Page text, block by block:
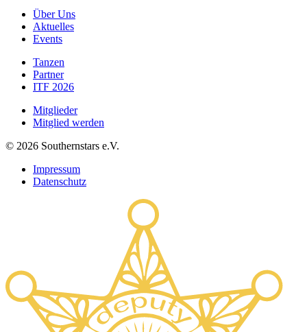
Über Uns
Aktuelles
Events
Tanzen
Partner
ITF 2026
Mitglieder
Mitglied werden
© 2026 Southernstars e.V.
Impressum
Datenschutz